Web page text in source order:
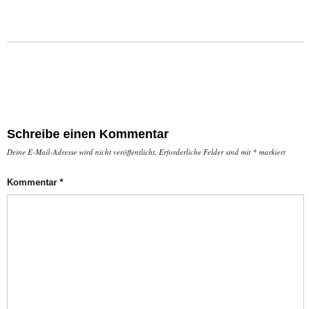
Schreibe einen Kommentar
Deine E-Mail-Adresse wird nicht veröffentlicht. Erforderliche Felder sind mit * markiert
Kommentar *